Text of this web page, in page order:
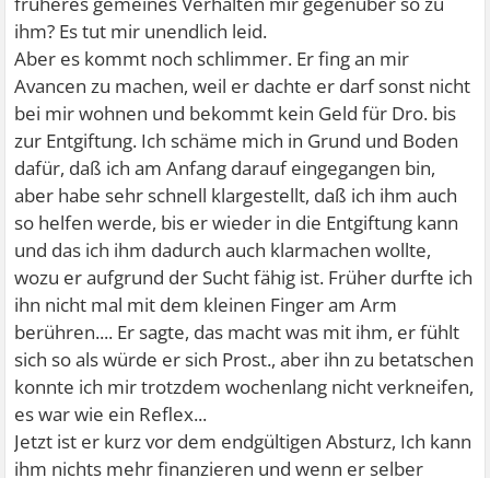
ihm? Es tut mir unendlich leid.
Aber es kommt noch schlimmer. Er fing an mir
Avancen zu machen, weil er dachte er darf sonst nicht
bei mir wohnen und bekommt kein Geld für Dro. bis
zur Entgiftung. Ich schäme mich in Grund und Boden
dafür, daß ich am Anfang darauf eingegangen bin,
aber habe sehr schnell klargestellt, daß ich ihm auch
so helfen werde, bis er wieder in die Entgiftung kann
und das ich ihm dadurch auch klarmachen wollte,
wozu er aufgrund der Sucht fähig ist. Früher durfte ich
ihn nicht mal mit dem kleinen Finger am Arm
berühren.... Er sagte, das macht was mit ihm, er fühlt
sich so als würde er sich Prost., aber ihn zu betatschen
konnte ich mir trotzdem wochenlang nicht verkneifen,
es war wie ein Reflex...
Jetzt ist er kurz vor dem endgültigen Absturz, Ich kann
ihm nichts mehr finanzieren und wenn er selber